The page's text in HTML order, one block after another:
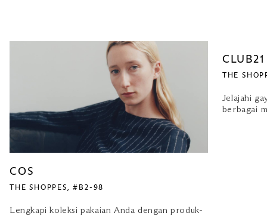
COS
THE SHOPPES, #B2-98
Lengkapi koleksi pakaian Anda dengan produk-
CLUB21
THE
Jelajahi
berbagai